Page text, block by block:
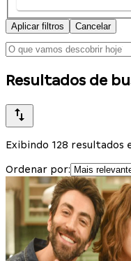
Aplicar filtros Cancelar
Resultados de
Exibindo 128 resultados
Ordenar por: